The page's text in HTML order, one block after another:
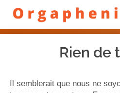
Rien de
Il semblerait que nous ne